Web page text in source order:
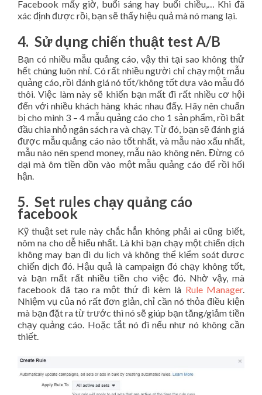
Facebook mấy giờ, buổi sáng hay buổi chiều,… Khi đã
xác định được rồi, bạn sẽ thấy hiệu quả mà nó mang lại.
4. Sử dụng chiến thuật test A/B
Bạn có nhiều mẫu quảng cáo, vậy thì tại sao không thử
hết chúng luôn nhỉ. Có rất nhiều người chỉ chạy một mẫu
quảng cáo, rồi đánh giá nó tốt/không tốt dựa vào mẫu đó
thôi. Việc làm này sẽ khiến bạn mất đi rất nhiều cơ hội
đến với nhiều khách hàng khác nhau đấy. Hãy nên chuẩn
bị cho mình 3 – 4 mẫu quảng cáo cho 1 sản phẩm, rồi bắt
đầu chia nhỏ ngân sách ra và chạy. Từ đó, bạn sẽ đánh giá
được mẫu quảng cáo nào tốt nhất, và mẫu nào xấu nhất,
mẫu nào nên spend money, mẫu nào không nên. Đừng có
dại mà ôm tiền dồn vào một mẫu quảng cáo để rồi hối
hận.
5. Set rules chạy quảng cáo
facebook
Kỹ thuật set rule này chắc hẳn không phải ai cũng biết,
nôm na cho dễ hiểu nhất. Là khi bạn chạy một chiến dịch
không may bạn đi du lịch và không thể kiểm soát được
chiến dịch đó. Hậu quả là campaign đó chạy không tốt,
và bạn mất rất nhiều tiền cho việc đó. Nhờ vậy, mà
facebook đã tạo ra một thứ đi kèm là Rule Manager.
Nhiệm vụ của nó rất đơn giản, chỉ cần nó thỏa điều kiện
mà bạn đặt ra từ trước thì nó sẽ giúp bạn tăng/giảm tiền
chạy quảng cáo. Hoặc tắt nó đi nếu như nó không cần
thiết.